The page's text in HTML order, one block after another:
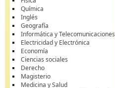
Química
Inglés
Geografía
Informática y Telecomunicaciones
Electricidad y Electrónica
Economía
Ciencias sociales
Derecho
Magisterio
Medicina y Salud